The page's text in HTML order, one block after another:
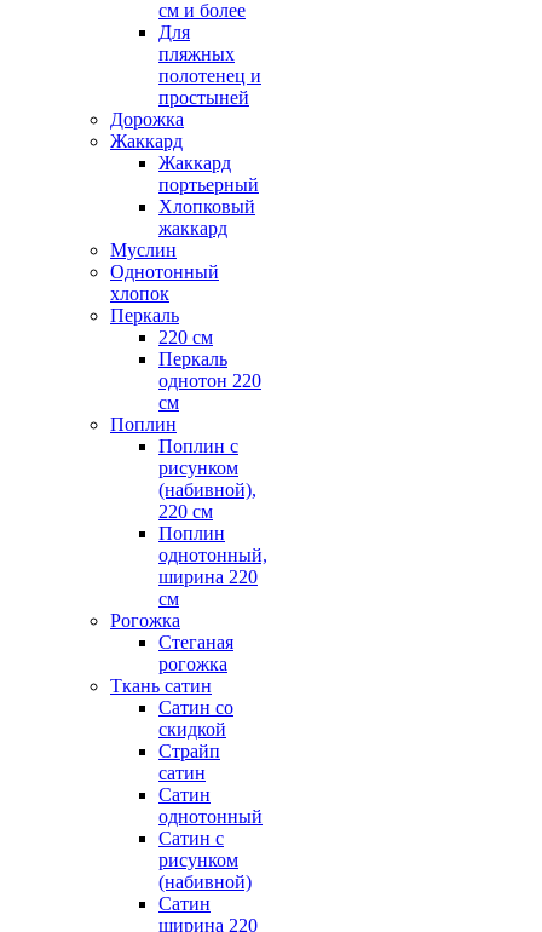
см и более
Для
пляжных
полотенец и
простыней
Дорожка
Жаккард
Жаккард
портьерный
Хлопковый
жаккард
Муслин
Однотонный
хлопок
Перкаль
220 см
Перкаль
однотон 220
см
Поплин
Поплин с
рисунком
(набивной),
220 см
Поплин
однотонный,
ширина 220
см
Рогожка
Стеганая
рогожка
Ткань сатин
Сатин со
скидкой
Страйп
сатин
Сатин
однотонный
Сатин с
рисунком
(набивной)
Сатин
ширина 220